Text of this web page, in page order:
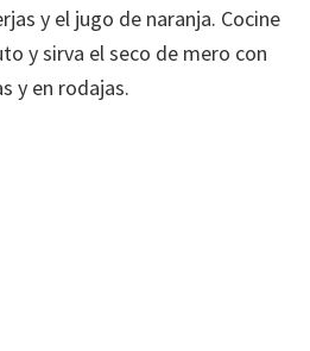
y el jugo de naranja. Cocine
y sirva el seco de mero con
y en rodajas.